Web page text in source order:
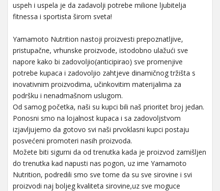
uspeh i uspela je da zadavolji potrebe milione ljubitelja
fitnessa i sportista širom sveta!
Yamamoto Nutrition nastoji proizvesti prepoznatljive,
pristupačne, vrhunske proizvode, istodobno ulažući sve
napore kako bi zadovoljio(anticipirao) sve promenjive
potrebe kupaca i zadovoljio zahtjeve dinamičnog tržišta s
inovativnim proizvodima, učinkovitim materijalima za
podršku i nenadmašnom uslugom.
Od samog početka, naši su kupci bili naš prioritet broj jedan.
Ponosni smo na lojalnost kupaca i sa zadovoljstvom
izjavljujemo da gotovo svi naši prvoklasni kupci postaju
posvećeni promoteri nasih proizvoda.
Možete biti sigurni da od trenutka kada je proizvod zamišljen
do trenutka kad napusti nas pogon, uz ime Yamamoto
Nutrition, podredili smo sve tome da su sve sirovine i svi
proizvodi naj boljeg kvaliteta sirovine,uz sve moguce